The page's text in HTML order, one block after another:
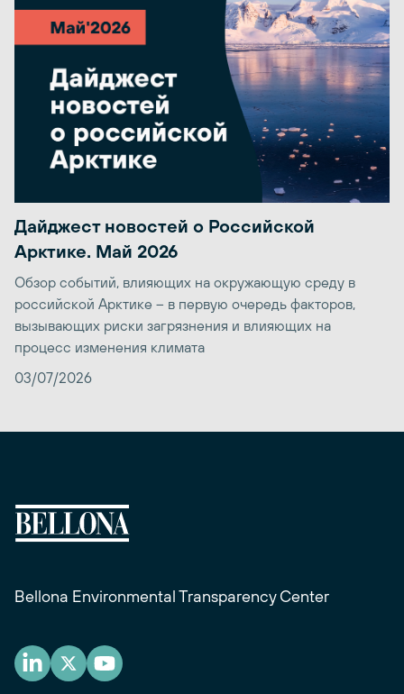
Дайджест новостей о Российской
Арктике. Май 2026
Обзор событий, влияющих на окружающую среду в
российской Арктике – в первую очередь факторов,
вызывающих риски загрязнения и влияющих на
процесс изменения климата
03/07/2026
Bellona Environmental Transparency Center